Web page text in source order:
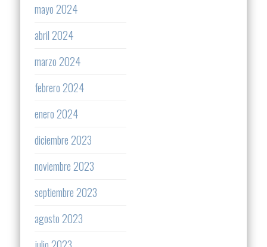
mayo 2024
abril 2024
marzo 2024
febrero 2024
enero 2024
diciembre 2023
noviembre 2023
septiembre 2023
agosto 2023